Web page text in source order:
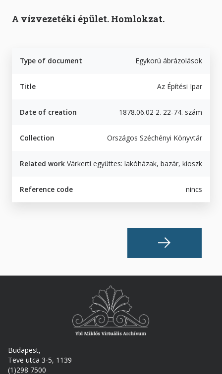
A vízvezetéki épület. Homlokzat.
Type of document Egykorú ábrázolások
Title Az Építési Ipar
Date of creation 1878.06.02 2. 22-74. szám
Collection Országos Széchényi Könyvtár
Related work Várkerti együttes: lakóházak, bazár, kioszk
Reference code nincs
Budapest,
Teve utca 3-5, 1139
(1)298 7500